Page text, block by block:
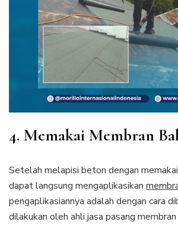
4. Memakai Membran
Setelah melapisi beton dengan
dapat langsung mengaplikasikan
pengaplikasiannya adalah dengan cara
dilakukan oleh ahli jasa pasang membran